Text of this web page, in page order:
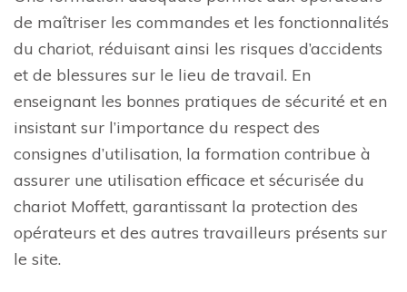
de maîtriser les commandes et les fonctionnalités
du chariot, réduisant ainsi les risques d’accidents
et de blessures sur le lieu de travail. En
enseignant les bonnes pratiques de sécurité et en
insistant sur l’importance du respect des
consignes d’utilisation, la formation contribue à
assurer une utilisation efficace et sécurisée du
chariot Moffett, garantissant la protection des
opérateurs et des autres travailleurs présents sur
le site.